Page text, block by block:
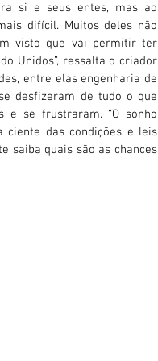
si e seus entes, mas ao
difícil. Muitos deles não
visto que vai permitir ter
Unidos”, ressalta o criador
entre elas engenharia de
desfizeram de tudo o que
e se frustraram. “O sonho
ciente das condições e leis
saiba quais são as chances